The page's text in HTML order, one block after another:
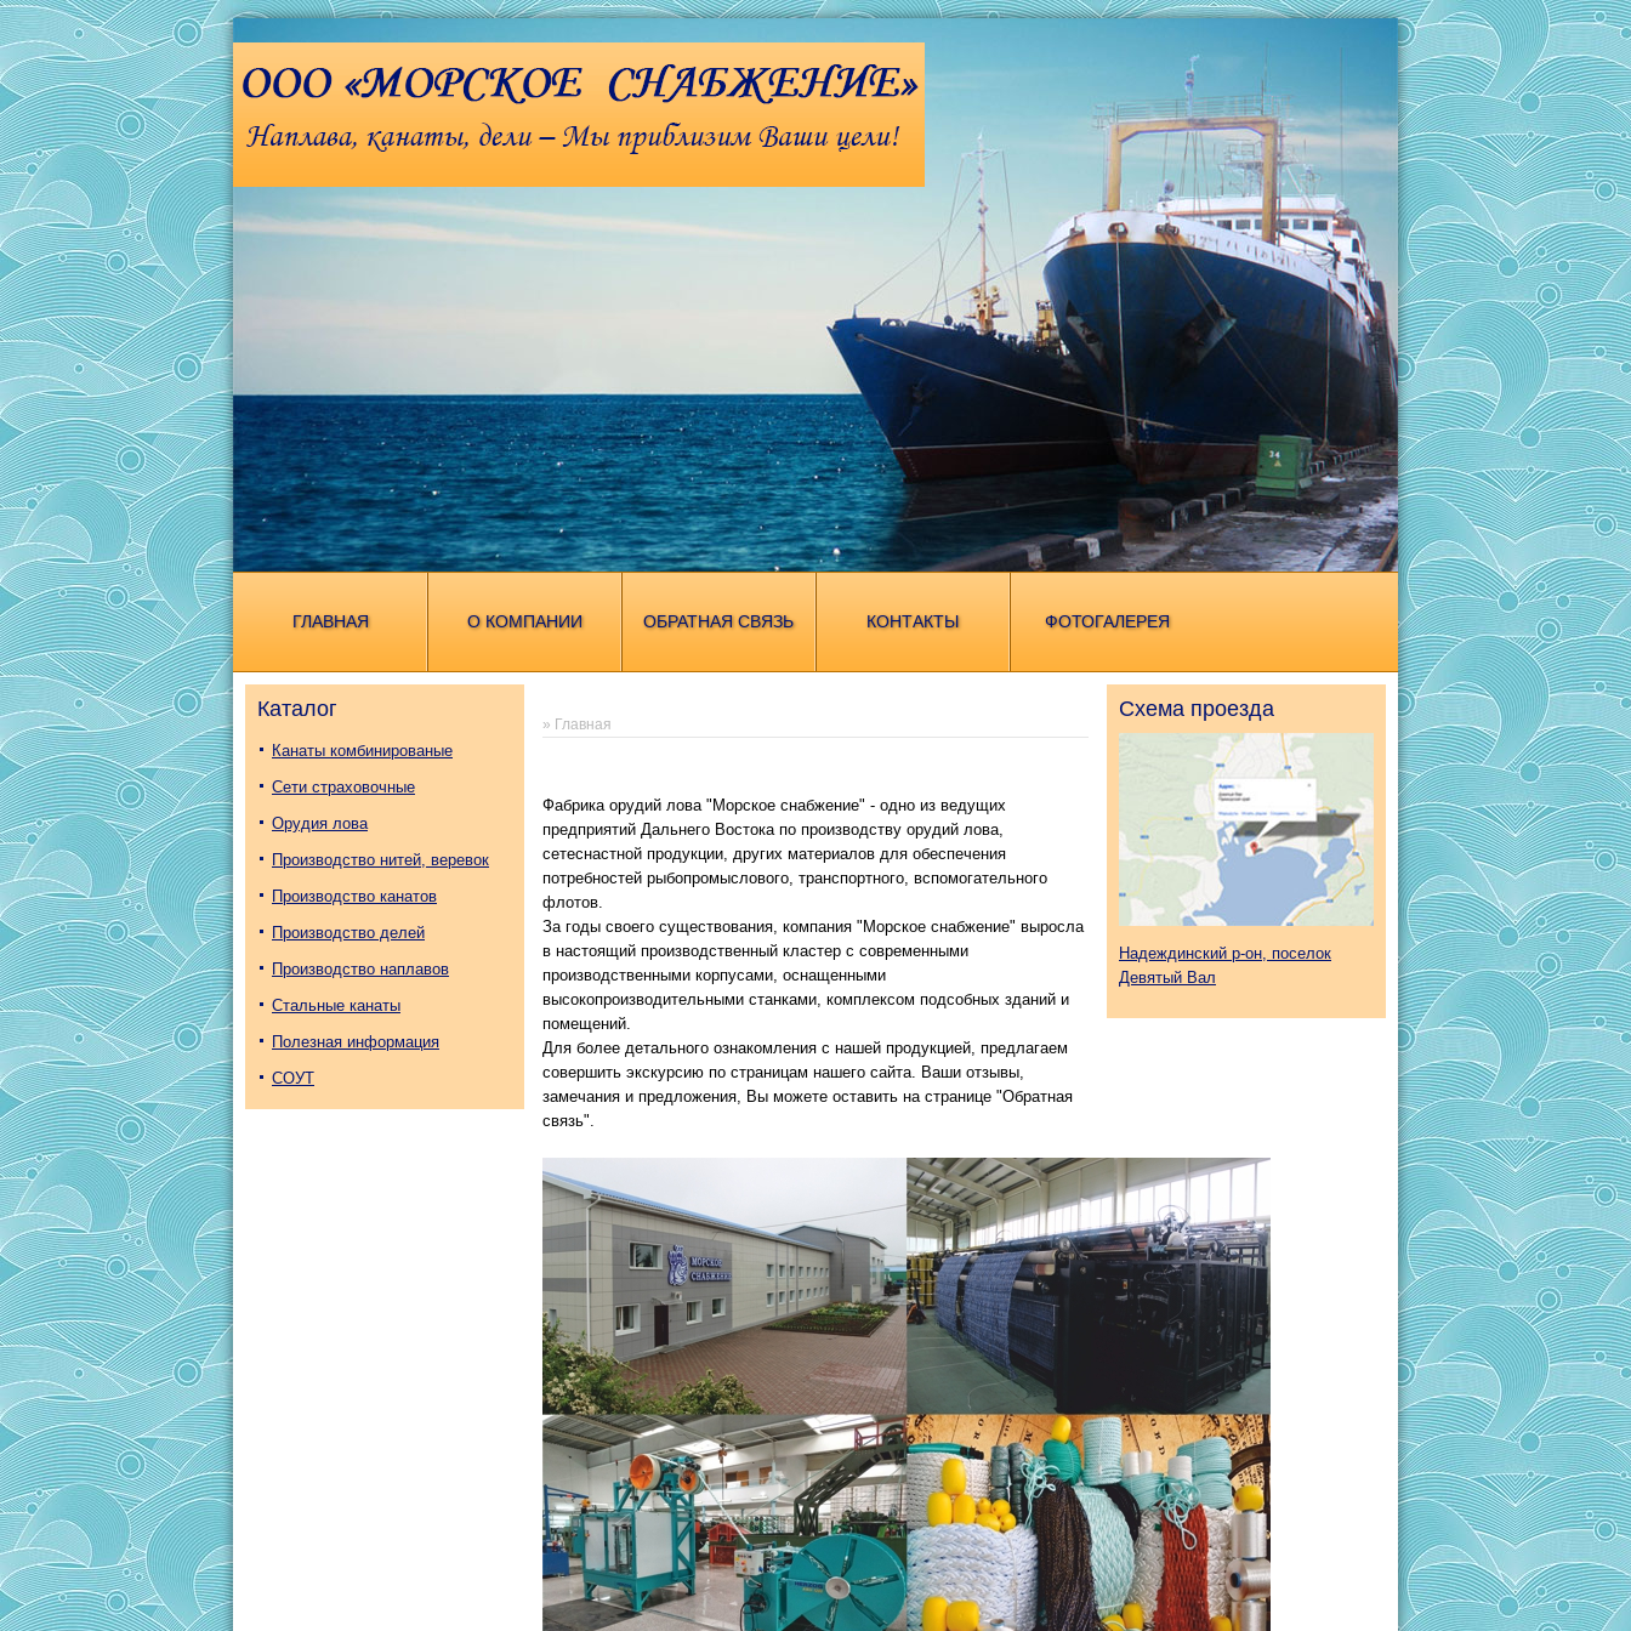
ГЛАВНАЯ О КОМПАНИИ ОБРАТНАЯ СВЯЗЬ КОНТАКТЫ ФОТОГАЛЕРЕЯ
Каталог
Канаты комбинированые
Cети страховочные
Орудия лова
Производство нитей, веревок
Производство канатов
Производство делей
Производство наплавов
Стальные канаты
Полезная информация
СОУТ
» Главная
Фабрика орудий лова "Морское снабжение" - одно из ведущих
предприятий Дальнего Востока по производству орудий лова,
сетеснастной продукции, других материалов для обеспечения
потребностей рыбопромыслового, транспортного, вспомогательного
флотов.
За годы своего существования, компания "Морское снабжение" выросла
в настоящий производственный кластер с современными
производственными корпусами, оснащенными
высокопроизводительными станками, комплексом подсобных зданий и
помещений.
Для более детального ознакомления с нашей продукцией, предлагаем
совершить экскурсию по страницам нашего сайта. Ваши отзывы,
замечания и предложения, Вы можете оставить на странице "Обратная
связь".
Схема проезда
Надеждинский р-он, поселок
Девятый Вал